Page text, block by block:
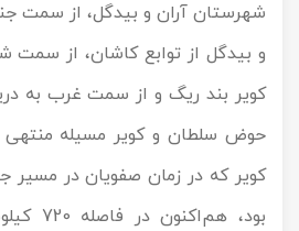
شهرستان آران و بیدگل، از سمت
و بیدگل از توابع کاشان، از سمت
کویر بند ریگ و از سمت غرب به
حوض سلطان و کویر مسیله منتهی
کویر که در زمان صفویان در مسیر